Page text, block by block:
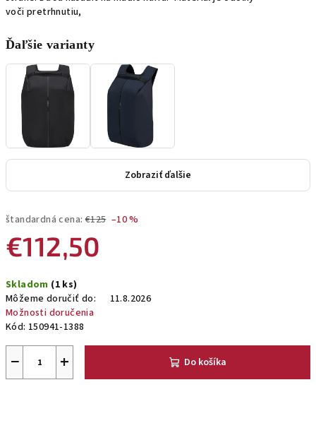
voči pretrhnutiu,
Ďaľšie varianty
Zobraziť ďalšie
štandardná cena: €125 –10 %
€112,50
cena:
Skladom (1 ks)
Môžeme doručiť do:
11.8.2026
Možnosti doručenia
Kód: 150941-1388
+
− Do košíka